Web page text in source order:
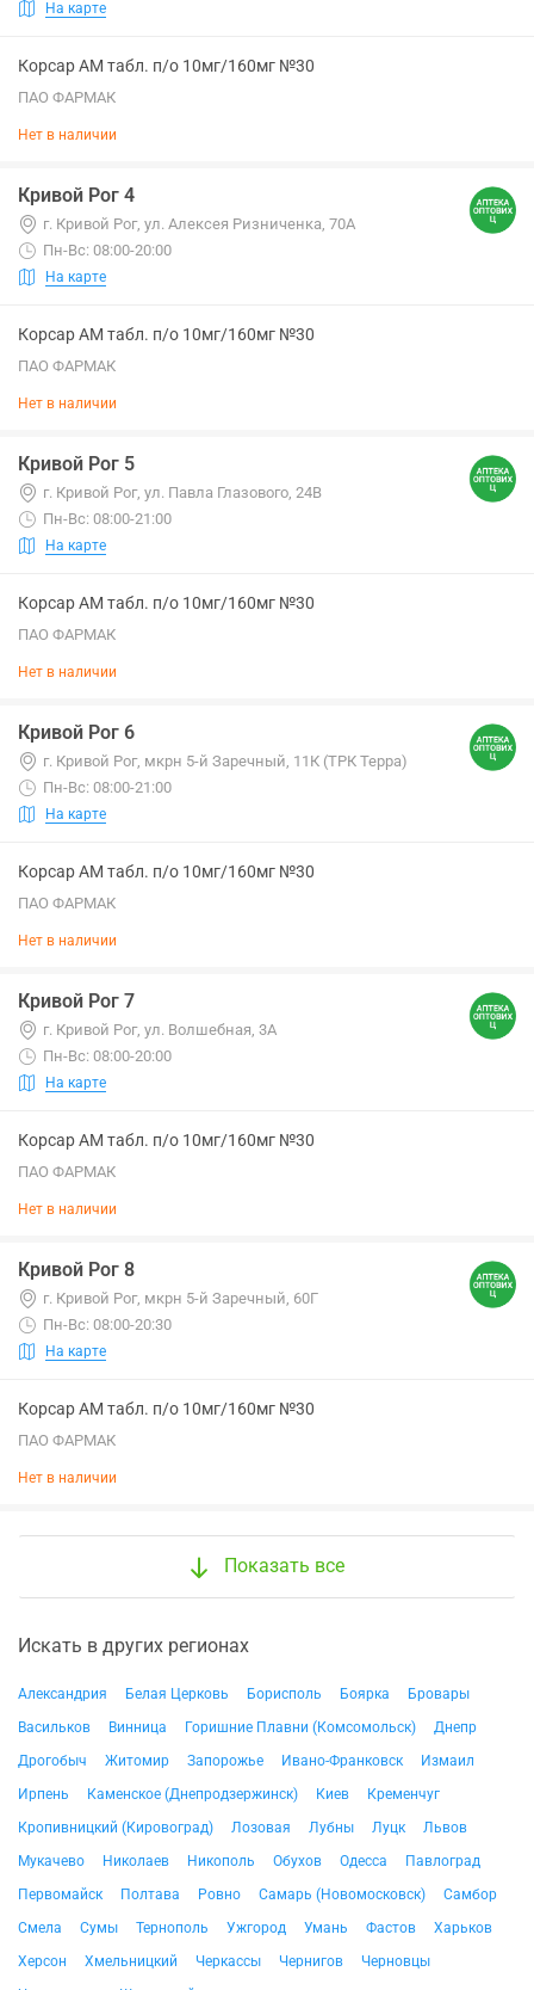
На карте
Корсар АМ табл. п/о 10мг/160мг №30
ПАО ФАРМАК
Нет в наличии
Кривой Рог 4
г. Кривой Рог, ул. Алексея Ризниченка, 70А
Пн-Вс: 08:00-20:00
На карте
Корсар АМ табл. п/о 10мг/160мг №30
ПАО ФАРМАК
Нет в наличии
Кривой Рог 5
г. Кривой Рог, ул. Павла Глазового, 24В
Пн-Вс: 08:00-21:00
На карте
Корсар АМ табл. п/о 10мг/160мг №30
ПАО ФАРМАК
Нет в наличии
Кривой Рог 6
г. Кривой Рог, мкрн 5-й Заречный, 11К (ТРК Терра)
Пн-Вс: 08:00-21:00
На карте
Корсар АМ табл. п/о 10мг/160мг №30
ПАО ФАРМАК
Нет в наличии
Кривой Рог 7
г. Кривой Рог, ул. Волшебная, 3А
Пн-Вс: 08:00-20:00
На карте
Корсар АМ табл. п/о 10мг/160мг №30
ПАО ФАРМАК
Нет в наличии
Кривой Рог 8
г. Кривой Рог, мкрн 5-й Заречный, 60Г
Пн-Вс: 08:00-20:30
На карте
Корсар АМ табл. п/о 10мг/160мг №30
ПАО ФАРМАК
Нет в наличии
Показать все
Искать в других регионах
Александрия Белая Церковь Борисполь Боярка
Бровары
Васильков
Винница Горишние Плавни (Комсомольск)
Днепр
Дрогобыч
Житомир Запорожье Ивано-Франковск
Измаил
Ирпень
Каменское (Днепродзержинск) Киев
Кременчуг
Кропивницкий (Кировоград)
Лозовая Лубны Луцк
Львов
Мукачево
Николаев Никополь Обухов Одесса
Павлоград
Первомайск
Полтава Ровно Самарь (Новомосковск)
Самбор
Смела
Сумы Тернополь Ужгород Умань Фастов
Харьков
Херсон
Хмельницкий Черкассы Чернигов
Черновцы